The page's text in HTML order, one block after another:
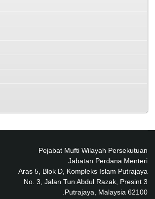
Pejabat Mufti Wilayah Persekutuan
Jabatan Perdana Menteri
Aras 5, Blok D, Kompleks Islam Putrajaya
No. 3, Jalan Tun Abdul Razak, Presint 3
62100 Putrajaya, Malaysia.